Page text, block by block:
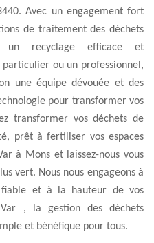
Avec un engagement fort
de traitement des déchets
un recyclage efficace et
particulier ou un professionnel,
une équipe dévouée et des
pour transformer vos
transformer vos déchets de
prêt à fertiliser vos espaces
à Mons et laissez-nous vous
vert. Nous nous engageons à
et à la hauteur de vos
, la gestion des déchets
et bénéfique pour tous.